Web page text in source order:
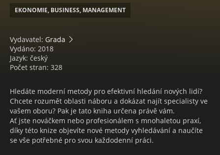
EKONOMIE, BUSINESS, MANAGEMENT
Vydavatel: Grada
Vydáno: 2018
Jazyk: český
Počet stran: 328
Hledáte moderní metody pro efektivní hledání nových lidí?
Chcete rozumět oblasti náboru a dokázat najít specialisty ve
vašem oboru? Pak je tato kniha určena právě vám.
Ať jste nováčkem nebo profesionálem s mnohaletou praxí,
díky této knize objevíte nové metody vyhledávání a naučíte
se vše potřebné pro svou každodenní práci.